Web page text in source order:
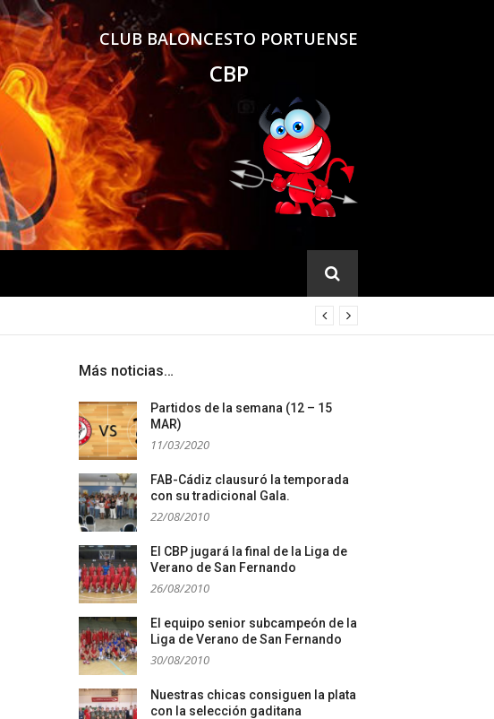
CLUB BALONCESTO PORTUENSE
CBP
Más noticias…
Partidos de la semana (12 – 15
MAR)
11/03/2020
FAB-Cádiz clausuró la temporada
con su tradicional Gala.
22/08/2010
El CBP jugará la final de la Liga de
Verano de San Fernando
26/08/2010
El equipo senior subcampeón de la
Liga de Verano de San Fernando
30/08/2010
Nuestras chicas consiguen la plata
con la selección gaditana